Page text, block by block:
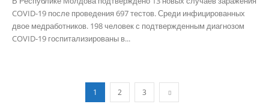
COVID-19 после проведения 697 тестов. Среди инфицированных
двое медработников. 198 человек с подтвержденным диагнозом
COVID-19 госпитализированы в...
1 2 3